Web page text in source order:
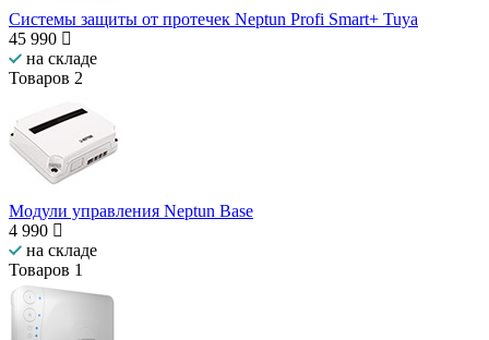
Системы защиты от протечек Neptun Profi Smart+ Tuya
45 990
на складе
Товаров 2
Модули управления Neptun Base
4 990
на складе
Товаров 1